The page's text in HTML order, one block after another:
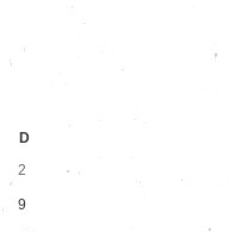
D
2
9